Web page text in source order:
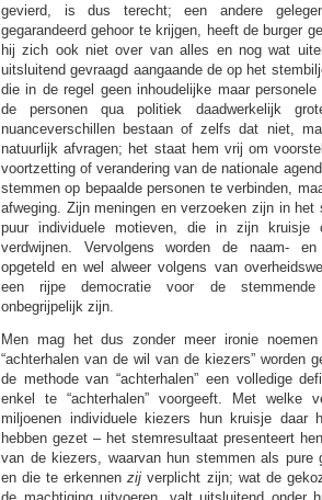
gevierd, is dus terecht; een andere
gegarandeerd gehoor te krijgen, heeft de burger
hij zich ook niet over van alles en nog wat
uitsluitend gevraagd aangaande de op het
die in de regel geen inhoudelijke maar
de personen qua politiek daadwerkelijk
nuanceverschillen bestaan of zelfs dat niet,
natuurlijk afvragen; het staat hem vrij om
voortzetting of verandering van de nationale
stemmen op bepaalde personen te verbinden,
afweging. Zijn meningen en verzoeken zijn in het
puur individuele motieven, die in zijn kruisje
verdwijnen. Vervolgens worden de naam- en
opgeteld en wel alweer volgens van
een rijpe democratie voor de stemmende
onbegrijpelijk zijn.
Men mag het dus zonder meer ironie
“achterhalen van de wil van de kiezers” worden
de methode van “achterhalen” een volledige
enkel te “achterhalen” voorgeeft. Met welke
miljoenen individuele kiezers hun kruisje daar
hebben gezet – het stemresultaat presenteert
van de kiezers, waarvan hun stemmen als pure
en die te erkennenzijverplicht zijn; wat de